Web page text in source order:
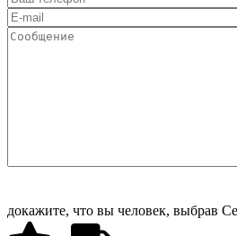
докажите, что вы человек, выбрав